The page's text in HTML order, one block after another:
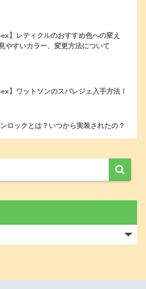
】レティクルのおすすめ色への変え
やすいカラー、変更方法について
】ワットソンのスパレジェ入手方法！
ロックとは？いつから実装されたの？